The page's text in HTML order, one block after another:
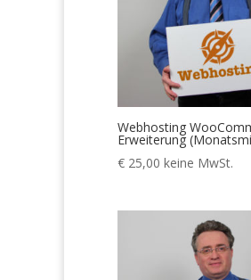
Webhosting
Erweiterung
€ 25,00 keine MwSt.